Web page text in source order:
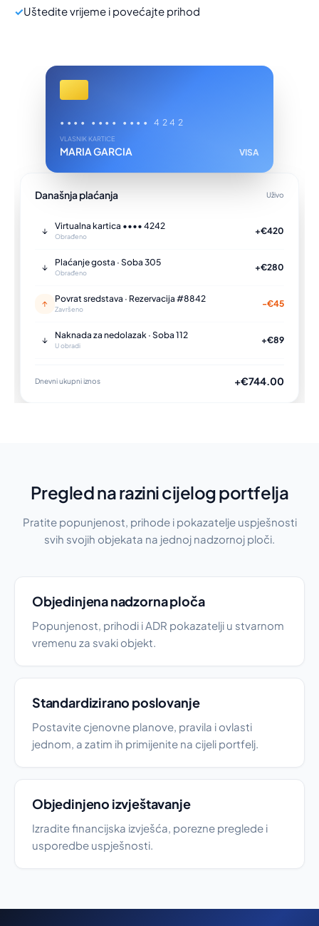
✓Uštedite vrijeme i povećajte prihod
•••• •••• •••• 4242
VLASNIK KARTICE
MARIA GARCIA VISA
Današnja plaćanja Uživo
↓ Virtualna kartica •••• 4242
Obrađeno
+€420
↓ Plaćanje gosta · Soba 305
Obrađeno
+€280
↑ Povrat sredstava · Rezervacija #8842
Završeno
-€45
↓ Naknada za nedolazak · Soba 112
U obradi
+€89
Dnevni ukupni iznos +€744.00
Pregled na razini cijelog portfelja
Pratite popunjenost, prihode i pokazatelje uspješnosti
svih svojih objekata na jednoj nadzornoj ploči.
Objedinjena nadzorna ploča
Popunjenost, prihodi i ADR pokazatelji u stvarnom
vremenu za svaki objekt.
Standardizirano poslovanje
Postavite cjenovne planove, pravila i ovlasti
jednom, a zatim ih primijenite na cijeli portfelj.
Objedinjeno izvještavanje
Izradite financijska izvješća, porezne preglede i
usporedbe uspješnosti.